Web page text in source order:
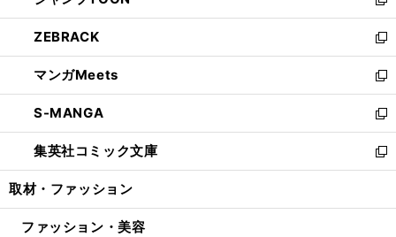
開
く
ウ
で
開
く
ン
ド
ウ
で
開
く
ウ
ィ
ン
ド
ウ
で
開
く
し
い
ウ
ィ
ン
ド
ウ
で
開
ZEBRACK
新
し
い
ウ
ィ
ン
ド
ウ
開
マンガMeets
新
し
い
ウ
ィ
ン
ウ
S-MANGA
新
し
い
ウ
ン
集英社コミック文庫
新
し
ウ
取材・ファッション
ファッション・美容